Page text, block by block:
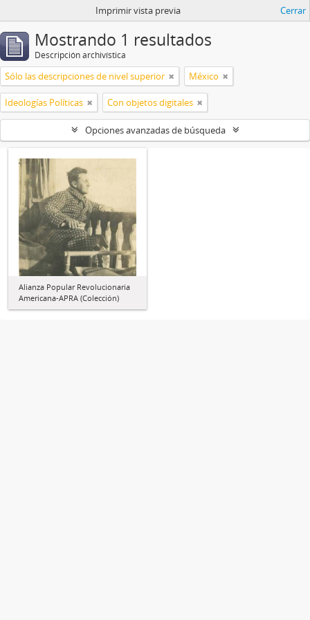
Imprimir vista previa Cerrar
Mostrando 1 resultados
Descripción archivística
Sólo las descripciones de nivel superior México
Ideologías Políticas Con objetos digitales
Opciones avanzadas de búsqueda
Alianza Popular Revolucionaria
Americana-APRA (Colección)